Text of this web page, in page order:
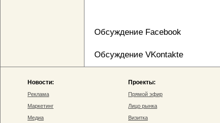
Обсуждение Facebook
Обсуждение VKontakte
Новости:
Реклама
Маркетинг
Медиа
Проекты:
Прямой эфир
Лицо рынка
Визитка